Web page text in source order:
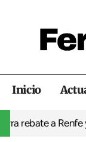
Inicio
a Renfe y